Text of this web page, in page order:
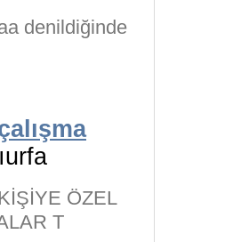
denildiğinde
ÖZEL
T